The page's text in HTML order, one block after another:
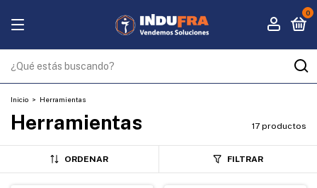
0
Inicio > Herramientas
Herramientas 17 productos
ORDENAR FILTRAR